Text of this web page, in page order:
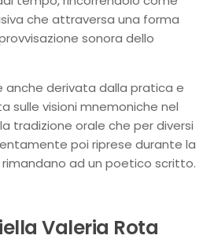
che attraversa una forma
sonora dello
derivata dalla pratica e
sulle visioni mnemoniche nel
tradizione orale che per diversi
poi riprese durante la
ad un poetico scritto.
Valeria Rota